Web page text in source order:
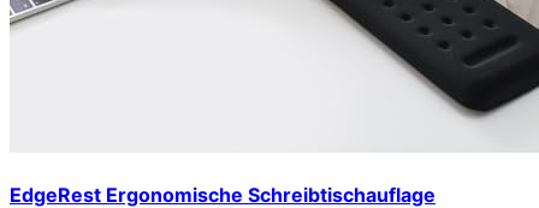
EdgeRest Ergonomische Schreibtischauflage